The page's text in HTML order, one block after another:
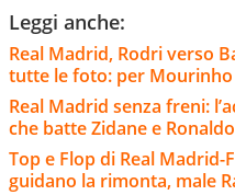
Leggi anche:
Real Madrid, Rodri verso
tutte le foto: per
Real Madrid senza freni:
che batte Zidane e
Top e Flop di Real Madrid-
guidano la rimonta, male